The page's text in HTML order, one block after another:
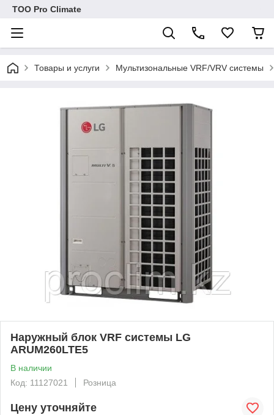
ТОО Pro Climate
Товары и услуги Мультизональные VRF/VRV системы
Наружный блок VRF системы LG
ARUM260LTE5
В наличии
Код: 11127021
Розница
Цену уточняйте